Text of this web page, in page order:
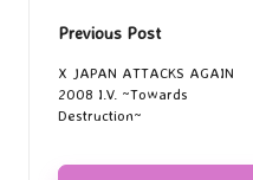
Post
navigation
Previous Post
X JAPAN ATTACKS AGAIN
2008 I.V. ~Towards
Destruction~